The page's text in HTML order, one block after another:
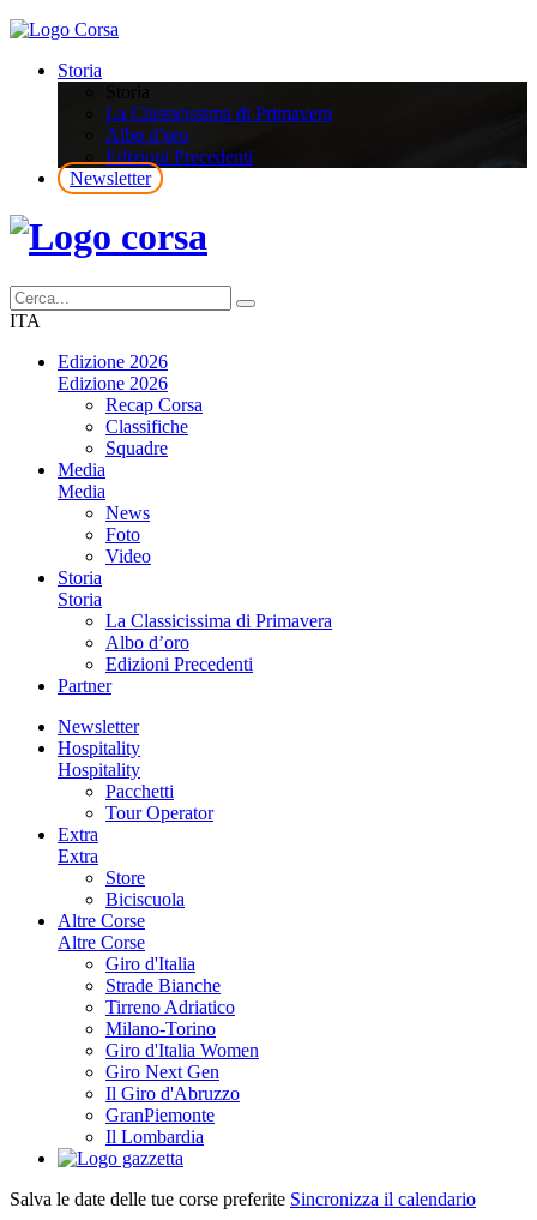
Storia
La Classicissima di Primavera
Albo d’oro
Edizioni Precedenti
Newsletter
ITA
Edizione 2026
Edizione 2026
Recap Corsa
Classifiche
Squadre
Media
Media
News
Foto
Video
Storia
Storia
La Classicissima di Primavera
Albo d’oro
Edizioni Precedenti
Partner
Newsletter
Hospitality
Hospitality
Pacchetti
Tour Operator
Extra
Extra
Store
Biciscuola
Altre Corse
Altre Corse
Giro d'Italia
Strade Bianche
Tirreno Adriatico
Milano-Torino
Giro d'Italia Women
Giro Next Gen
Il Giro d'Abruzzo
GranPiemonte
Il Lombardia
Salva le date delle tue corse preferite Sincronizza il calendario